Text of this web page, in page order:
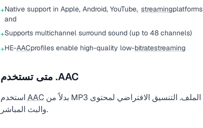
+Native support in Apple, Android, YouTube,
and
streamingplatforms
+Supports multichannel surround sound (up to 48 channels)
+HE-AACprofiles enable high-quality low-bitratestreaming
متى تستخدم .AAC
AAC
والبث المباشر.